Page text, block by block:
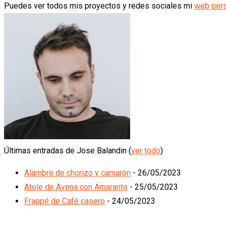
Puedes ver todos mis proyectos y redes sociales mi web
Últimas entradas de Jose Balandin (ver todo)
Alambre de chorizo y camarón - 26/05/2023
Atole de Avena con Amaranto - 25/05/2023
Frappé de Café casero - 24/05/2023